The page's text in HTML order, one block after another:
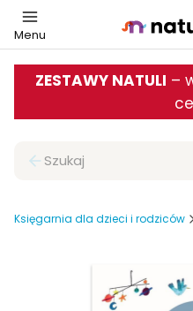
Menu
ZESTAWY NATULI –
Zamknij wyszukiwarkę
Księgarnia dla dzieci i rodziców